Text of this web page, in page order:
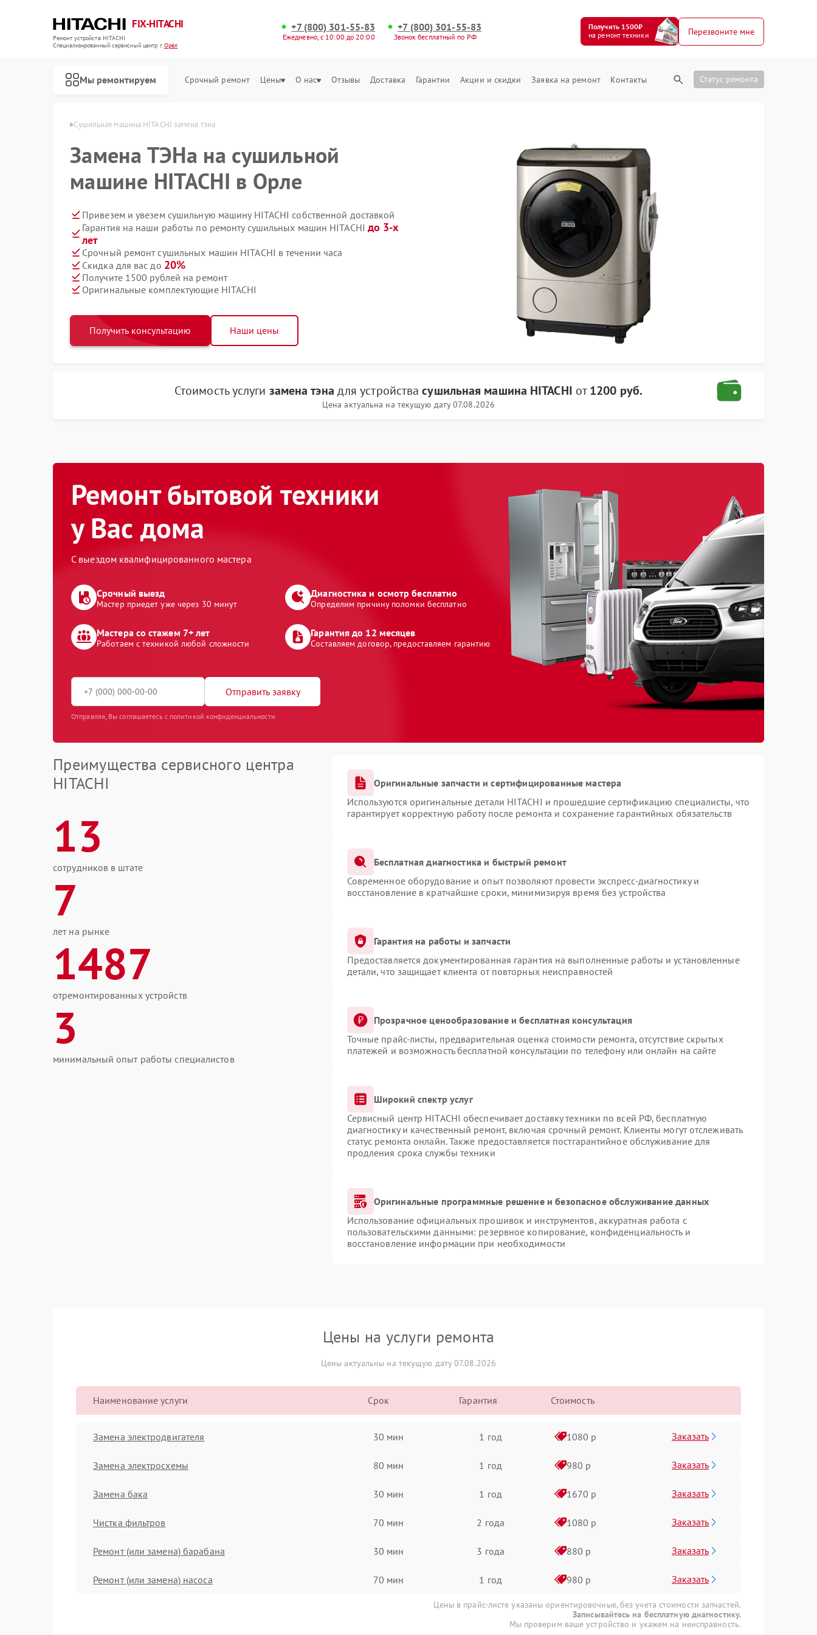
FIX-HITACHI
Ремонт устройств HITACHI
Специализированный cервисный центр г.Орёл
+7 (800) 301-55-83
Ежедневно, с 10:00 до 20:00
+7 (800) 301-55-83
Звонок бесплатный по РФ
Получить 1500₽
на ремонт техники
Перезвоните мне
Мы ремонтируем Срочный ремонт Цены О нас Отзывы Доставка Гарантии Акции и скидки Заявка на ремонт Контакты Статус ремонта
HITACHI в Орле Сушильная машина HITACHI замена тэна
Замена ТЭНа на сушильной
машине HITACHI в Орле
Привезем и увезем сушильную машину HITACHI собственной доставкой
Гарантия на наши работы по ремонту сушильных машин HITACHI до 3-х
лет
Срочный ремонт сушильных машин HITACHI в течении часа
Скидка для вас до 20%
Получите 1500 рублей на ремонт
Оригинальные комплектующие HITACHI
Получить консультацию Наши цены
Стоимость услуги замена тэна для устройствасушильная машина HITACHI от1200 руб.
Цена актуальна на текущую дату 07.08.2026
Ремонт бытовой техники
у Вас дома
С выездом квалифицированного мастера
Срочный выезд
Мастер приедет уже через 30 минут
Диагностика и осмотр бесплатно
Определим причину поломки бесплатно
Мастера со стажем 7+ лет
Работаем с техникой любой сложности
Гарантия до 12 месяцев
Составляем договор, предоставляем гарантию
Отправить заявку
Отправляя, Вы соглашаетесь с политикой конфиденциальности
Преимущества сервисного центра
HITACHI
13
сотрудников в штате
7
лет на рынке
1487
отремонтированных устройств
3
минимальный опыт работы специалистов
Оригинальные запчасти и сертифицированные мастера
Используются оригинальные детали HITACHI и прошедшие сертификацию специалисты, что
гарантирует корректную работу после ремонта и сохранение гарантийных обязательств
Бесплатная диагностика и быстрый ремонт
Современное оборудование и опыт позволяют провести экспресс-диагностику и
восстановление в кратчайшие сроки, минимизируя время без устройства
Гарантия на работы и запчасти
Предоставляется документированная гарантия на выполненные работы и установленные
детали, что защищает клиента от повторных неисправностей
Прозрачное ценообразование и бесплатная консультация
Точные прайс-листы, предварительная оценка стоимости ремонта, отсутствие скрытых
платежей и возможность бесплатной консультации по телефону или онлайн на сайте
Широкий спектр услуг
Сервисный центр HITACHI обеспечивает доставку техники по всей РФ, бесплатную
диагностику и качественный ремонт, включая срочный ремонт. Клиенты могут отслеживать
статус ремонта онлайн. Также предоставляется постгарантийное обслуживание для
продления срока службы техники
Оригинальные программные решение и безопасное обслуживание данных
Использование официальных прошивок и инструментов, аккуратная работа с
пользовательскими данными: резервное копирование, конфиденциальность и
восстановление информации при необходимости
Цены на услуги ремонта
Цены актуальны на текущую дату 07.08.2026
Наименование услуги Срок Гарантия Стоимость
Замена электродвигателя 30 мин 1 год 1080 р Заказать
Замена электросхемы 80 мин 1 год 980 р Заказать
Замена бака 30 мин 1 год 1670 р Заказать
Чистка фильтров 70 мин 2 года 1080 р Заказать
Ремонт (или замена) барабана 30 мин 3 года 880 р Заказать
Ремонт (или замена) насоса 70 мин 1 год 980 р Заказать
Цены в прайс-листе указаны ориентировочные, без учета стоимости запчастей.
Записывайтесь на бесплатную диагностику.
Мы проверим ваше устройство и укажем на неисправность.